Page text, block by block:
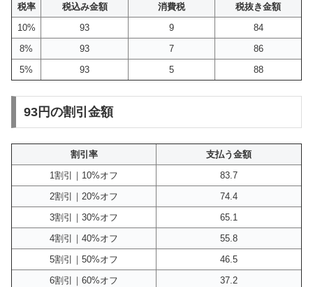
税率 税込み金額 消費税
税抜き金額
10%
93 9
84
8%
93 7
86
5%
93 5 88
93円の割引金額
割引率
支払う金額
1割引｜10%オフ
83.7
2割引｜20%オフ
74.4
3割引｜30%オフ
65.1
4割引｜40%オフ
55.8
5割引｜50%オフ
46.5
6割引｜60%オフ
37.2